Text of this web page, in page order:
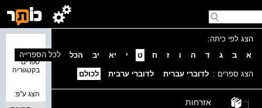
הצג לפי כיתה:
א
ב ג ד ה ו ז ח ט י יא יב הכל
הצג ספרים : לדוברי עברית לדוברי ערבית לכולם
אזרחות
ספרים
בקטגוריה
לכל הספרייה
הצג ע''פ: